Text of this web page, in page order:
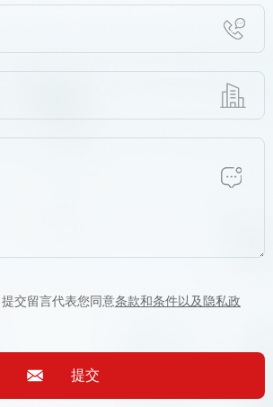
交留言代表您同意条款和条件以及隐私政